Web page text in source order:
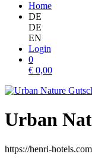
Home
DE
DE
EN
Login
0
€ 0,00
Urban
https://henri-